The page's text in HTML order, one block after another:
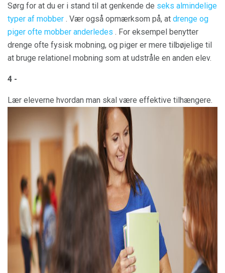
Sørg for at du er i stand til at genkende de seks almindelige
typer af mobber . Vær også opmærksom på, at drenge og
piger ofte mobber anderledes . For eksempel benytter
drenge ofte fysisk mobning, og piger er mere tilbøjelige til
at bruge relationel mobning som at udstråle en anden elev.
4 -
Lær eleverne hvordan man skal være effektive tilhængere.